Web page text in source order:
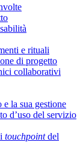
e rituali
di progetto
collaborativi
la sua gestione
d’uso del servizio
touchpointdel